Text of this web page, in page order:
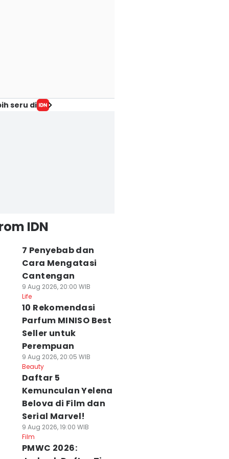
seru di
IDN
7 Penyebab dan
Cara Mengatasi
Cantengan
9 Aug 2026, 20:00 WIB
Life
10 Rekomendasi
Parfum MINISO Best
Seller untuk
Perempuan
9 Aug 2026, 20:05 WIB
Beauty
Daftar 5
Kemunculan Yelena
Belova di Film dan
Serial Marvel!
9 Aug 2026, 19:00 WIB
Film
PMWC 2026: